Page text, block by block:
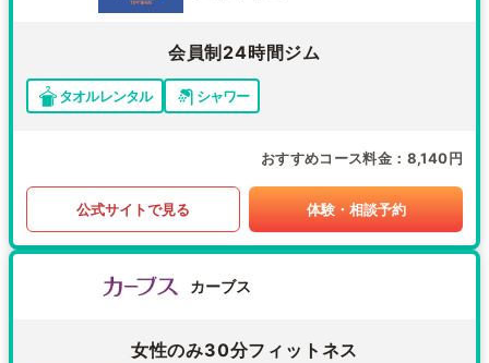
会員制24時間ジム
タオルレンタル シャワー
おすすめコース料金 8,140円
公式サイトで見る 体験・相談予約
カーブス
女性のみ30分フィットネス